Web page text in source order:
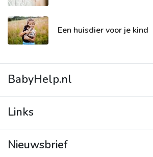
Een huisdier voor je kind
BabyHelp.nl
Contact
Links
Contact
Nieuwsbrief